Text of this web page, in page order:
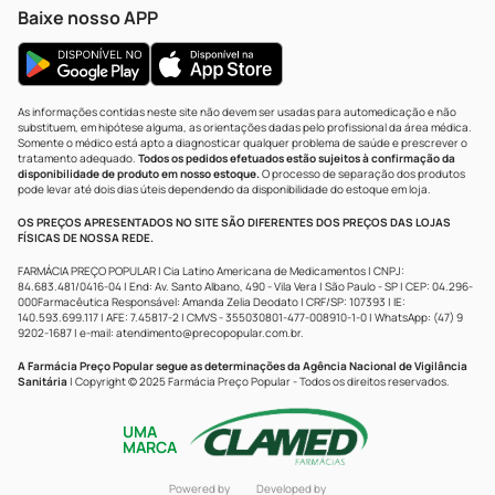
Baixe nosso APP
As informações contidas neste site não devem ser usadas para automedicação e não
substituem, em hipótese alguma, as orientações dadas pelo profissional da área médica.
Somente o médico está apto a diagnosticar qualquer problema de saúde e prescrever o
tratamento adequado. Todos os pedidos efetuados estão sujeitos à confirmação da
disponibilidade de produto em nosso estoque.O processo de separação dos produtos
pode levar até dois dias úteis dependendo da disponibilidade do estoque em loja.
OS PREÇOS APRESENTADOS NO SITE SÃO DIFERENTES DOS PREÇOS DAS LOJAS
FÍSICAS DE NOSSA REDE.
FARMÁCIA PREÇO POPULAR | Cia Latino Americana de Medicamentos | CNPJ:
84.683.481/0416-04 | End: Av. Santo Albano, 490 - Vila Vera | São Paulo - SP | CEP: 04.296-
000Farmacêutica Responsável: Amanda Zelia Deodato | CRF/SP: 107393 | IE:
140.593.699.117 | AFE: 7.45817-2 | CMVS - 355030801-477-008910-1-0 | WhatsApp: (47) 9
9202-1687 | e-mail: atendimento@precopopular.com.br.
A Farmácia Preço Popular segue as determinações da Agência Nacional de Vigilância
Sanitária | Copyright © 2025 Farmácia Preço Popular - Todos os direitos reservados.
UMA
MARCA
Powered by Developed by